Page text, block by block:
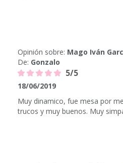
Opinión sobre: Mago Iván
De: Gonzalo
5/5
18/06/2019
Muy dinamico, fue mesa por
trucos y muy buenos. Muy